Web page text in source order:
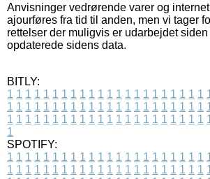
Anvisninger vedrørende varer og
ajourføres fra tid til anden, men vi tager
rettelser der muligvis er udarbejdet
opdaterede sidens data.
BITLY:
1 1 1 1 1 1 1 1 1 1 1 1 1 1 1 1 1 1 1 1 1 1
1 1 1 1 1 1 1 1 1 1 1 1 1 1 1 1 1 1 1 1 1 1
1 1 1 1 1 1 1 1 1 1 1 1 1 1 1 1 1 1 1 1 1 1
1
SPOTIFY:
1 1 1 1 1 1 1 1 1 1 1 1 1 1 1 1 1 1 1 1 1 1
1 1 1 1 1 1 1 1 1 1 1 1 1 1 1 1 1 1 1 1 1 1